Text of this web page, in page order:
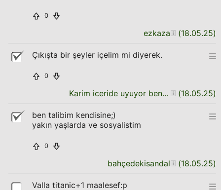
0
ezkaza (18.05.25)
Çıkışta bir şeyler içelim mi diyerek.
0
Karim iceride uyuyor ben seni dusunuyorum (18.05.25)
ben talibim kendisine;)
yakın yaşlarda ve sosyalistim
0
bahçedekisandal (18.05.25)
Valla titanic+1 maalesef:p